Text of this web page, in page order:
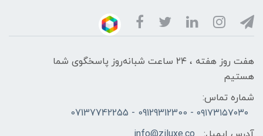
هفت روز هفته ، ۲۴ ساعت شبانه‌روز پاسخگوی شما
هستیم
شماره تماس:
۰۹۱۷۳۱۵۷۰۳۰ - 09129312300 - 07137742255